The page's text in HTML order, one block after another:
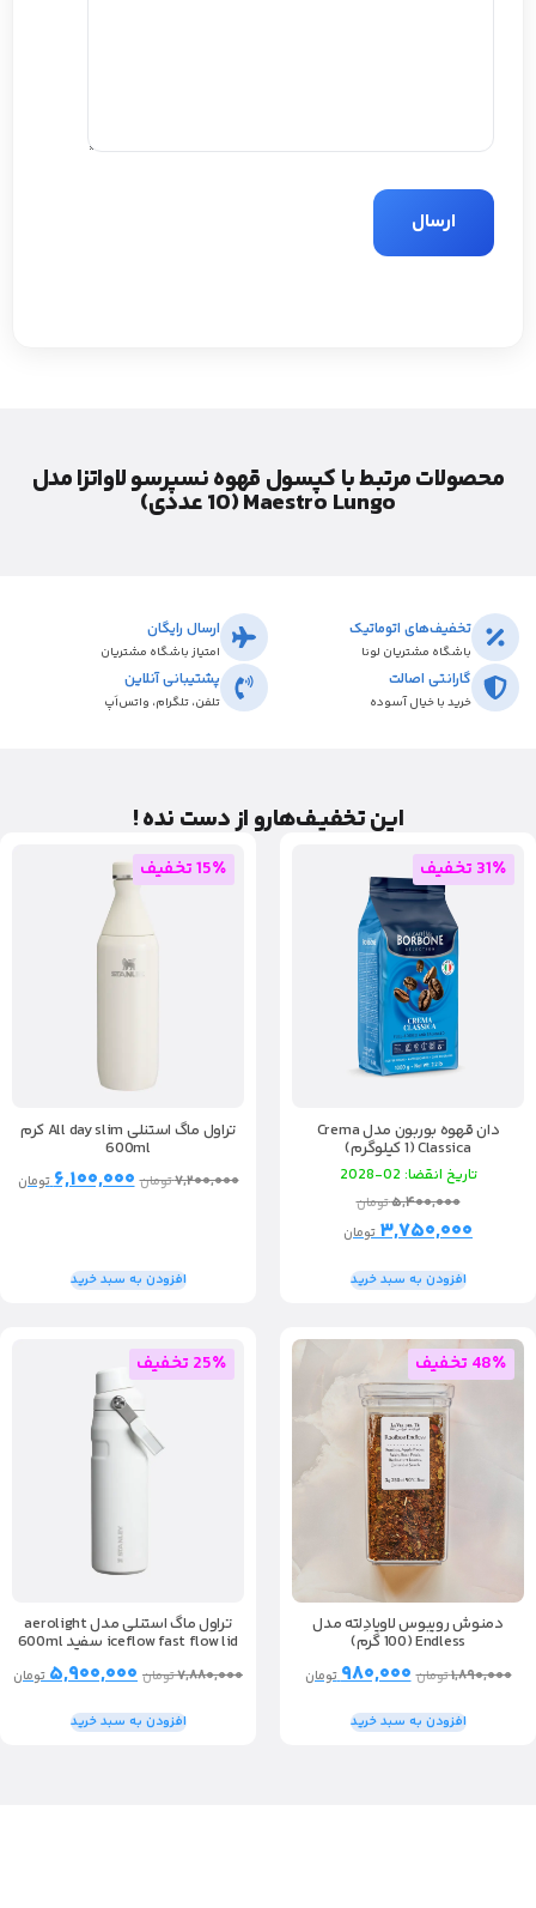
محصولات مرتبط با کپسول قهوه نسپرسو لاواتزا مدل
Maestro Lungo (10 عددی)
تخفیف‌های اتوماتیک
باشگاه مشتریان لونا
ارسال رایگان
امتیاز باشگاه مشتریان
گارانتی اصالت
خرید با خیال آسوده
پشتیبانی آنلاین
تلفن، تلگرام، واتس‌اَپ
این تخفیـف‌هارو از دست نده !
31٪ تخفیف
دان قهوه بوربون مدل Crema
Classica (1 کیلوگرم)
تاریخ انقضا: 02-2028
۵,۴۰۰,۰۰۰تومان
۳,۷۵۰,۰۰۰تومان
افزودن به سبد خرید
15٪ تخفیف
تراول ماگ استنلی All day slim کرم
600ml
۷,۲۰۰,۰۰۰تومان ۶,۱۰۰,۰۰۰تومان
افزودن به سبد خرید
48٪ تخفیف
دمنوش رویبوس لاویادِلته مدل
Endless (100 گرم)
۱,۸۹۰,۰۰۰تومان ۹۸۰,۰۰۰تومان
افزودن به سبد خرید
25٪ تخفیف
تراول ماگ استنلی مدل aerolight
iceflow fast flow lid سفيد 600ml
۷,۸۸۰,۰۰۰تومان ۵,۹۰۰,۰۰۰تومان
افزودن به سبد خرید